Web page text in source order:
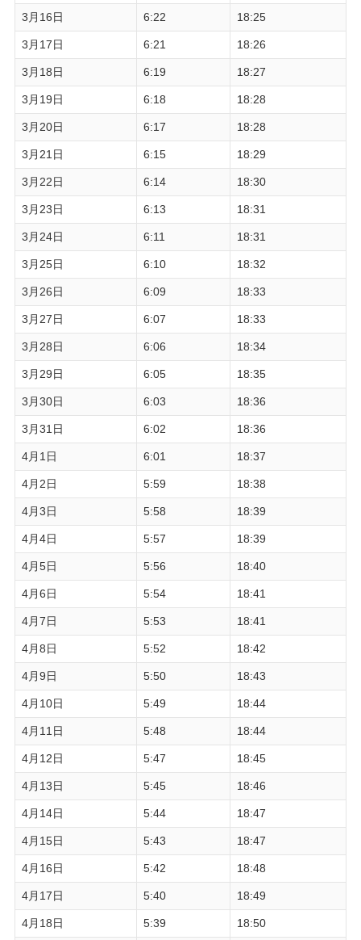
3月16日 6:22 18:25
3月17日 6:21 18:26
3月18日 6:19 18:27
3月19日 6:18 18:28
3月20日 6:17 18:28
3月21日 6:15 18:29
3月22日 6:14 18:30
3月23日 6:13 18:31
3月24日 6:11 18:31
3月25日 6:10 18:32
3月26日 6:09 18:33
3月27日 6:07 18:33
3月28日 6:06 18:34
3月29日 6:05 18:35
3月30日 6:03 18:36
3月31日 6:02 18:36
4月1日 6:01 18:37
4月2日 5:59 18:38
4月3日 5:58 18:39
4月4日 5:57 18:39
4月5日 5:56 18:40
4月6日 5:54 18:41
4月7日 5:53 18:41
4月8日 5:52 18:42
4月9日 5:50 18:43
4月10日 5:49 18:44
4月11日 5:48 18:44
4月12日 5:47 18:45
4月13日 5:45 18:46
4月14日 5:44 18:47
4月15日 5:43 18:47
4月16日 5:42 18:48
4月17日 5:40 18:49
4月18日 5:39 18:50